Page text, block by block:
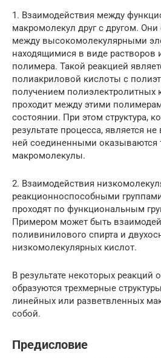
1. Взаимодействия между
макромолекул друг с другом.
между высокомолекулярными
находящимися в виде растворов
полимера. Такой реакцией
полиакриловой кислоты с
получением полиэлектролитных
проходит между этими
состоянии. При этом структура,
результате процесса, является
ней соединенными оказываются
макромолекулы.
2. Взаимодействия
реакционноспособными
проходят по функциональным
Примером может быть
поливинилового спирта и
низкомолекулярных кислот.
В результате некоторых реакций
образуются трехмерные
линейных или разветвленных
собой.
Предисловие